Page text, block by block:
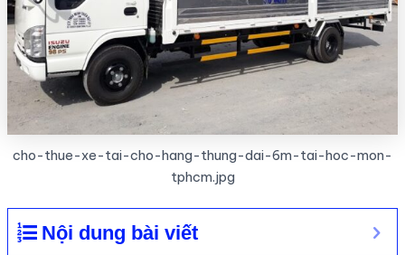
cho-thue-xe-tai-cho-hang-thung-dai-6m-tai-hoc-mon-
tphcm.jpg
Nội dung bài viết